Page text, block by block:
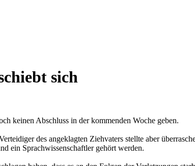
sich
keinen Abschluss in der kommenden Woche geben.
des angeklagten Ziehvaters stellte aber
ein Sprachwissenschaftler gehört werden.